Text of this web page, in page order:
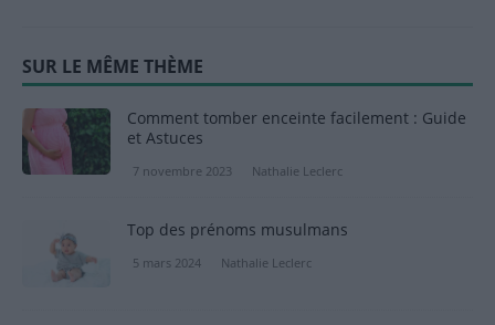
SUR LE MÊME THÈME
Comment tomber enceinte facilement : Guide
et Astuces
7 novembre 2023 Nathalie Leclerc
Top des prénoms musulmans
5 mars 2024 Nathalie Leclerc